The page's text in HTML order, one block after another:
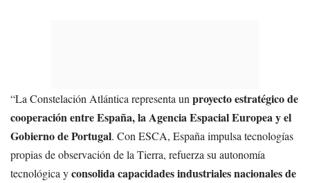
“La Constelación Atlántica representa un proyecto estratégico de
cooperación entre España, la Agencia Espacial Europea y el
Gobierno de Portugal. Con ESCA, España impulsa tecnologías
propias de observación de la Tierra, refuerza su autonomía
tecnológica yconsolida capacidades industriales nacionales de